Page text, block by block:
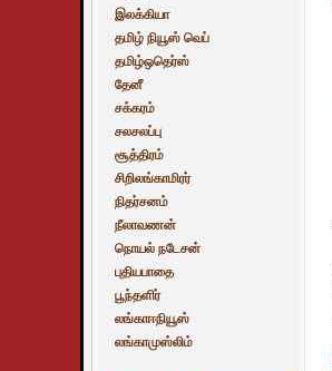
இலக்கியா
தமிழ் நியூஸ் வெப்
தமிழ்ஒதெர்ஸ்
தேனீ
சக்கரம்
சலசலப்பு
சூத்திரம்
சிறிலங்காமிரர்
நிதர்சனம்
நீலாவணன்
நொயல் நடேசன்
புதியபாதை
பூந்தளிர்
லங்காஈநியூஸ்
லங்காமுஸ்லிம்